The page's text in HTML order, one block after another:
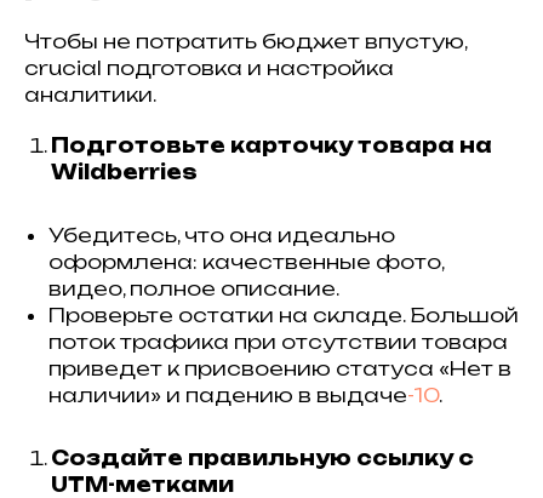
Чтобы не потратить бюджет впустую,
crucial подготовка и настройка
аналитики.
Подготовьте карточку товара на
Wildberries
Убедитесь, что она идеально
оформлена: качественные фото,
видео, полное описание.
Проверьте остатки на складе. Большой
поток трафика при отсутствии товара
приведет к присвоению статуса «Нет в
наличии» и падению в выдаче-10.
Создайте правильную ссылку с
UTM-метками